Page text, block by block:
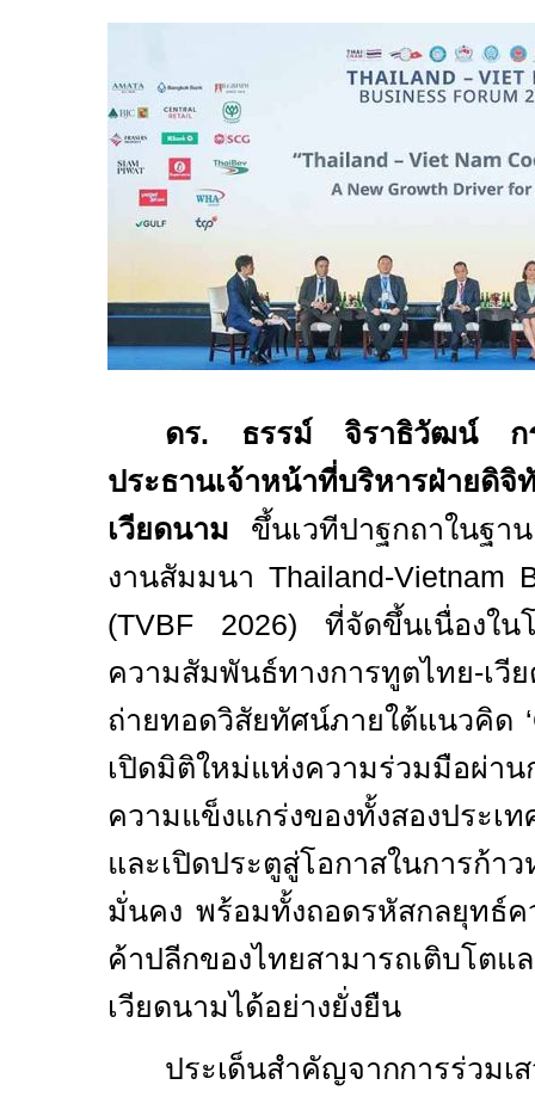
ดร. ธรรม์ จิราธิวัฒน์ กร
ประธานเจ้าหน้าที่บริหารฝ่า
เวียดนาม ขึ้นเวทีปาฐกถาในฐา
งานสัมมนา Thailand-Vietnam
(TVBF 2026) ที่จัดขึ้นเนื่องใ
ความสัมพันธ์ทางการทูตไท
ถ่ายทอดวิสัยทัศน์ภายใต้แนวคิด
เปิดมิติใหม่แห่งความร่วมมือผ่า
ความแข็งแกร่งของทั้งสองประ
และเปิดประตูสู่โอกาสในการก้า
มั่นคง พร้อมทั้งถอดรหัสกลยุทธ์ค
ค้าปลีกของไทยสามารถเติบโตแ
เวียดนามได้อย่างยั่งยืน
ประเด็นสำคัญจากการร่วม